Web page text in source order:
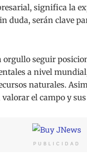
significa la
duda, serán clave
orgullo seguir
a nivel
naturales.
el campo y
PUBLICIDAD